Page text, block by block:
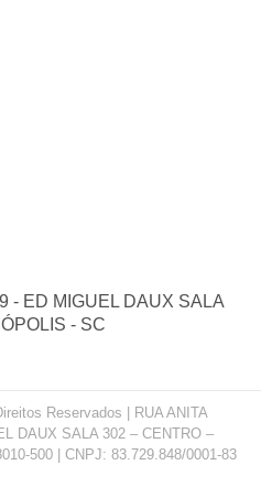
- ED MIGUEL DAUX SALA
- SC
Reservados | RUA ANITA
DAUX SALA 302 – CENTRO –
500 | CNPJ: 83.729.848/0001-83